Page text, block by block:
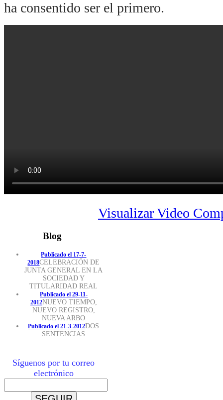
ha consentido ser el primero.
Visualizar Video
Blog
Publicado el 17-7-
2018CELEBRACIÓN DE
JUNTA GENERAL EN LA
SOCIEDAD Y
TITULARIDAD REAL
Publicado el 29-11-
2012NUEVO TIEMPO,
NUEVO REGISTRO,
NUEVA ARBO
Publicado el 21-3-2012DOS
SENTENCIAS
Síguenos por tu correo
electrónico